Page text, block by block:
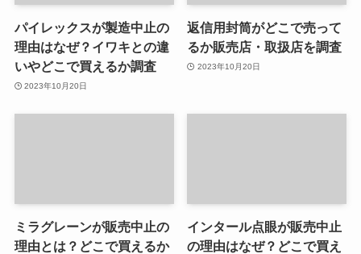
パイレックスが製造中止の
理由はなぜ？イワキとの違
いやどこで買えるか調査
2023年10月20日
返信用封筒がどこで売って
るか販売店・取扱店を調査
2023年10月20日
ミラグレーンが販売中止の
理由とは？どこで買えるか
インタール点眼が販売中止
の理由はなぜ？どこで買え